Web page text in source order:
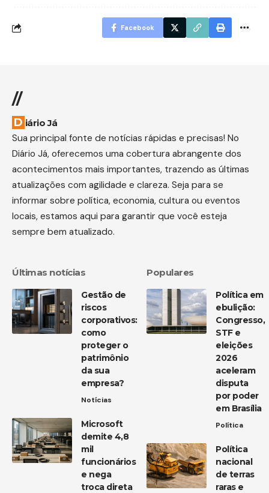
Facebook
//
Diário Já
Sua principal fonte de notícias rápidas e precisas! No
Diário Já, oferecemos uma cobertura abrangente dos
acontecimentos mais importantes, trazendo as últimas
atualizações com agilidade e clareza. Seja para se
informar sobre política, economia, cultura ou eventos
locais, estamos aqui para garantir que você esteja
sempre bem atualizado.
Últimas notícias
Gestão de
riscos
corporativos:
como
proteger o
patrimônio
da sua
empresa?
Notícias
Microsoft
demite 4,8
mil
funcionários
e nega
troca direta
Populares
Política em
ebulição:
Congresso,
STF e
eleições
2026
aceleram
disputa
por poder
em Brasília
Política
Política
nacional
de terras
raras e